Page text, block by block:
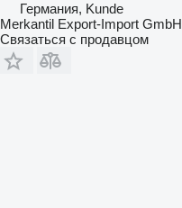
Германия, Kunde
Merkantil Export-Import GmbH
Связаться с продавцом